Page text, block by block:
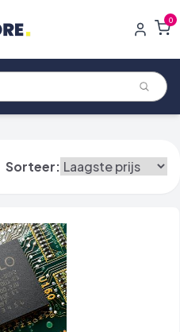
0
Sorteer: